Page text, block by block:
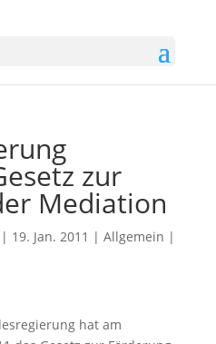
zur
Mediation
19. Jan. 2011 | Allgemein |
hat am